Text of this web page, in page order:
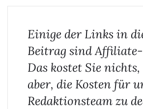
Einige der Links in
Beitrag sind
Das kostet Sie
aber, die Kosten für
Redaktionsteam zu